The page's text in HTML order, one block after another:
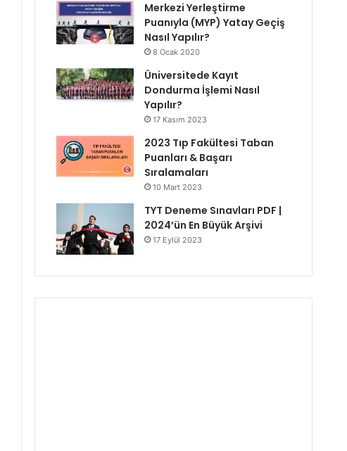
Merkezi Yerleştirme
Puanıyla (MYP) Yatay Geçiş
Nasıl Yapılır?
8 Ocak 2020
Üniversitede Kayıt
Dondurma İşlemi Nasıl
Yapılır?
17 Kasım 2023
2023 Tıp Fakültesi Taban
Puanları & Başarı
Sıralamaları
10 Mart 2023
TYT Deneme Sınavları PDF |
2024’ün En Büyük Arşivi
17 Eylül 2023